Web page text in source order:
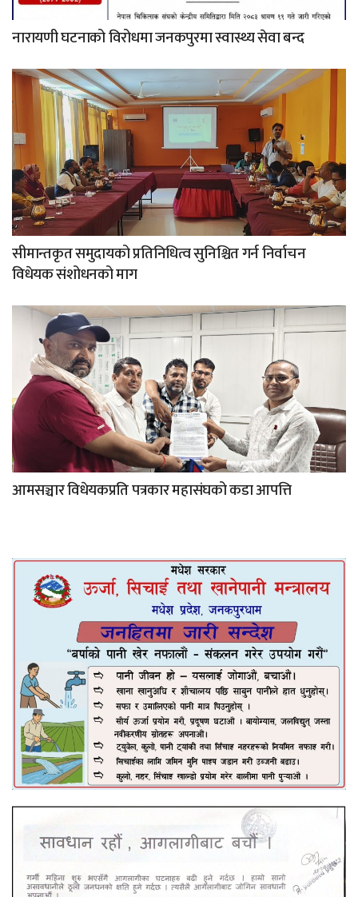
नारायणी घटनाको विरोधमा जनकपुरमा स्वास्थ्य सेवा बन्द
सीमान्तकृत समुदायको प्रतिनिधित्व सुनिश्चित गर्न निर्वाचन
विधेयक संशोधनको माग
आमसञ्चार विधेयकप्रति पत्रकार महासंघको कडा आपत्ति